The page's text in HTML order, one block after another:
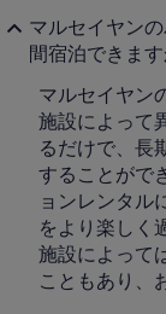
マルセイヤン
間宿泊できま
マルセイヤン
施設によって
るだけで、長
することがで
ョンレンタル
をより楽しく
施設によって
こともあり、